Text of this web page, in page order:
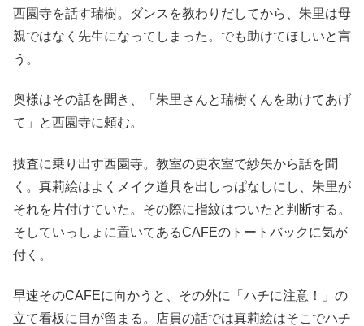
西園寺を話す瑞樹。ダンスを教わりだしてから、朱里は母
親ではなく先生になってしまった。でも助けてほしいと言
う。
奥様はその話を聞き、「朱里さんと瑞樹くんを助けてあげ
て」と西園寺に頼む。
捜査に乗り出す西園寺。教室の更衣室で紗矢から話を聞
く。真莉絵はよくメイク道具を出しっぱなしにし、朱里が
それを片付けていた。その際に指紋はついたと判断する。
そしていっしょに置いてあるCAFEのトートバックに気が
付く。
早速そのCAFEに向かうと、その外に「ハチに注意！」の
立て看板に目が留まる。店員の話では真莉絵はそこでハチ